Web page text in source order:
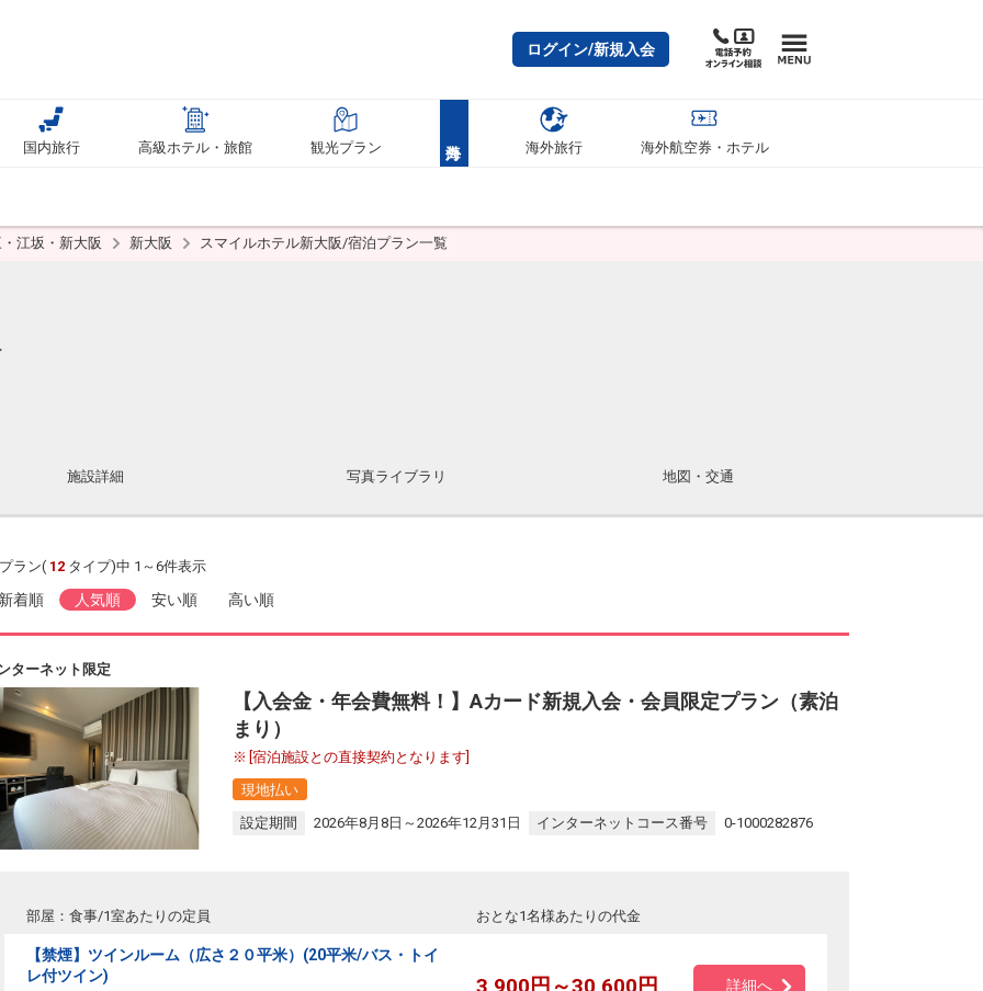
ログイン/新規入会
国内旅行 高級ホテル・旅館 観光プラン 海外旅行 海外航空券・ホテル
江坂・新大阪 新大阪 スマイルホテル新大阪/宿泊プラン一覧
施設詳細 写真ライブラリ 地図・交通
プラン( 12 タイプ)中 1～6件表示
着順 人気順 安い順 高い順
ターネット限定
【入会金・年会費無料！】Aカード新規入会・会員限定プラン（素泊
まり）
[宿泊施設との直接契約となります]
現地払い
設定期間
2026年8月8日～2026年12月31日 インターネットコース番号 0-1000282876
部屋：食事/1室あたりの定員 おとな1名様あたりの代金
【禁煙】ツインルーム（広さ２０平米）(20平米/バス・トイ
レ付ツイン)
3,900円～30,600円 詳細へ